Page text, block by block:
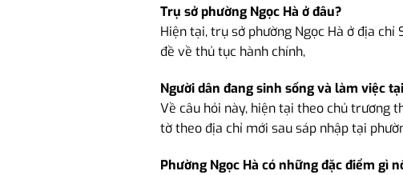
Trụ sở phường Ngọc Hà ở đâu?
Hiện tại, trụ sở phường Ngọc Hà ở địa
đề về thủ tục hành chính,
Người dân đang sinh sống và làm việc
Về câu hỏi này, hiện tại theo chủ trương
tờ theo địa chỉ mới sau sáp nhập tại
Phường Ngọc Hà có những đặc điểm gì